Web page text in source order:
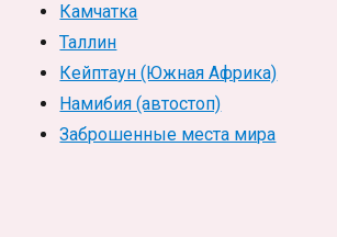
Камчатка
Таллин
Кейптаун (Южная Африка)
Намибия (автостоп)
Заброшенные места мира